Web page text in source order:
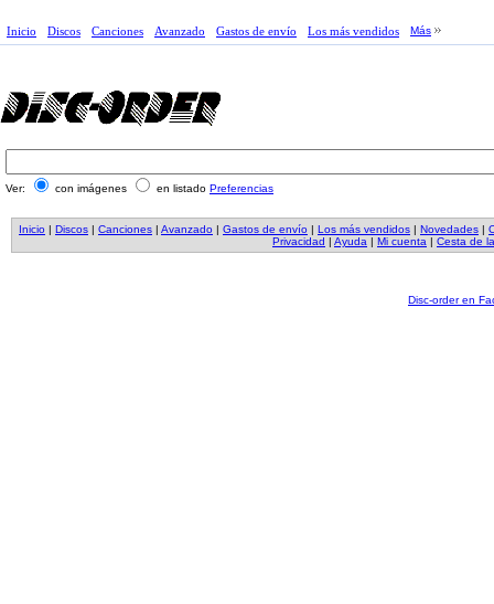
Inicio Discos Canciones Avanzado Gastos de envío Los más vendidos Más
Ver: con imágenes en listado Preferencias
Inicio | Discos | Canciones | Avanzado | Gastos de envío | Los más vendidos | Novedades |
Privacidad | Ayuda | Mi cuenta | Cesta de
Disc-order en